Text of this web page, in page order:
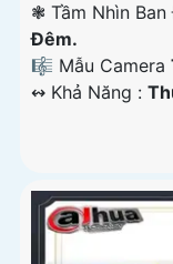
❃ Tầm Nhìn Ban
Đêm.
🎼️ Mẫu Camera
️↭ Khả Năng :